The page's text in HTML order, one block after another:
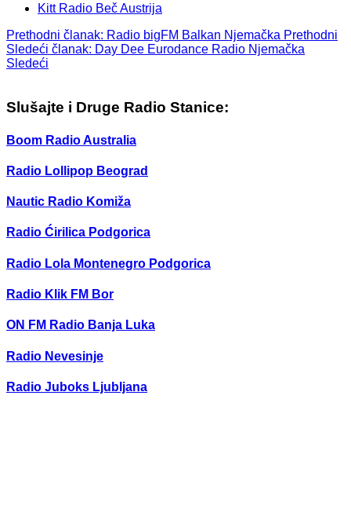
Kitt Radio Beč Austrija
Prethodni članak: Radio bigFM Balkan Njemačka Prethodni
Sledeći članak: Day Dee Eurodance Radio Njemačka
Sledeći
Slušajte i Druge Radio Stanice:
Boom Radio Australia
Radio Lollipop Beograd
Nautic Radio Komiža
Radio Ćirilica Podgorica
Radio Lola Montenegro Podgorica
Radio Klik FM Bor
ON FM Radio Banja Luka
Radio Nevesinje
Radio Juboks Ljubljana